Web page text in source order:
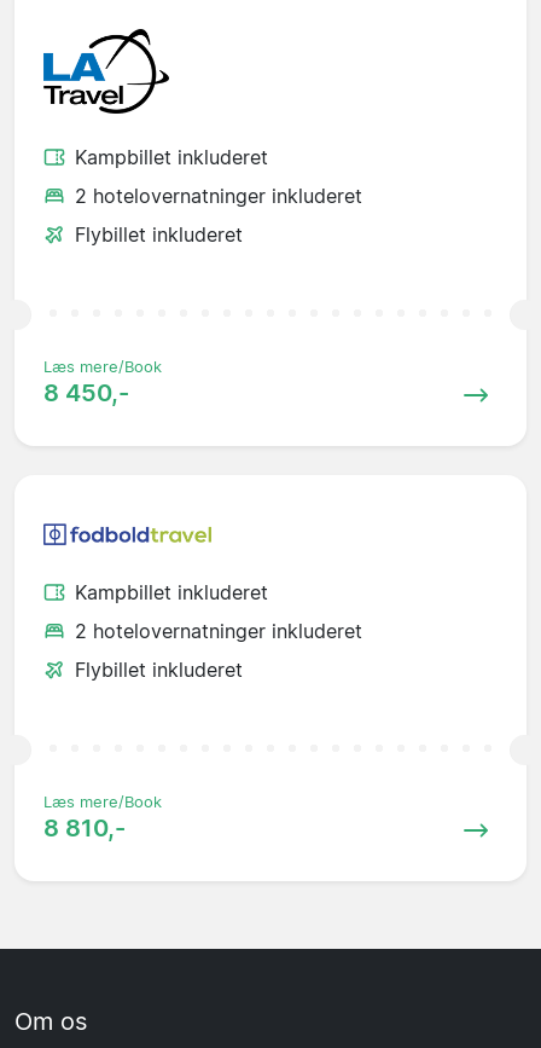
Kampbillet inkluderet
2 hotelovernatninger inkluderet
Flybillet inkluderet
Læs mere/Book
8 450,-
Kampbillet inkluderet
2 hotelovernatninger inkluderet
Flybillet inkluderet
Læs mere/Book
8 810,-
Om os